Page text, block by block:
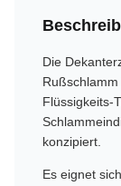
Die
Flüssigkeits-
konzipiert.
Es eignet